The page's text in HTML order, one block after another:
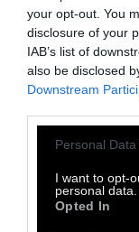
your opt-out. You
disclosure of your
IAB’s list of
also be disclosed
Downstream
Personal
I want to opt-
personal data.
Opted In